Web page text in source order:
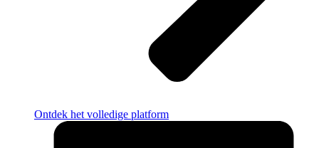
Ontdek het volledige platform